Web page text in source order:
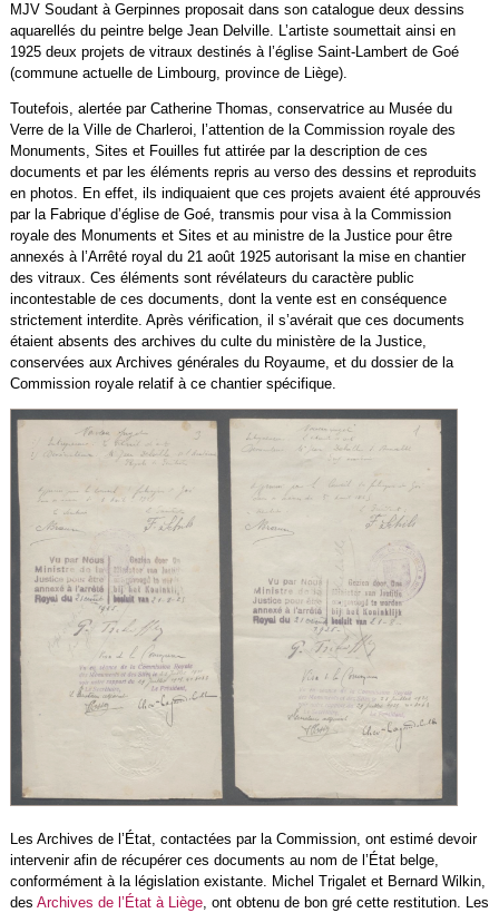
MJV Soudant à Gerpinnes proposait dans son catalogue deux dessins
aquarellés du peintre belge Jean Delville. L’artiste soumettait ainsi en
1925 deux projets de vitraux destinés à l’église Saint-Lambert de Goé
(commune actuelle de Limbourg, province de Liège).
Toutefois, alertée par Catherine Thomas, conservatrice au Musée du
Verre de la Ville de Charleroi, l’attention de la Commission royale des
Monuments, Sites et Fouilles fut attirée par la description de ces
documents et par les éléments repris au verso des dessins et reproduits
en photos. En effet, ils indiquaient que ces projets avaient été approuvés
par la Fabrique d’église de Goé, transmis pour visa à la Commission
royale des Monuments et Sites et au ministre de la Justice pour être
annexés à l’Arrêté royal du 21 août 1925 autorisant la mise en chantier
des vitraux. Ces éléments sont révélateurs du caractère public
incontestable de ces documents, dont la vente est en conséquence
strictement interdite. Après vérification, il s’avérait que ces documents
étaient absents des archives du culte du ministère de la Justice,
conservées aux Archives générales du Royaume, et du dossier de la
Commission royale relatif à ce chantier spécifique.
Les Archives de l’État, contactées par la Commission, ont estimé devoir
intervenir afin de récupérer ces documents au nom de l’État belge,
conformément à la législation existante. Michel Trigalet et Bernard Wilkin,
des Archives de l’État à Liège, ont obtenu de bon gré cette restitution. Les